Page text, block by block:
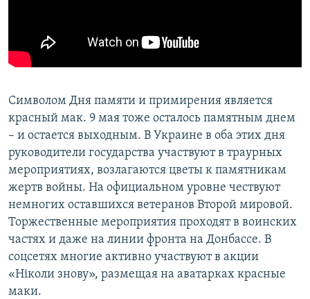
Символом Дня памяти и примирения является
красный мак. 9 мая тоже осталось памятным днем
– и остается выходным. В Украине в оба этих дня
руководители государства участвуют в траурных
мероприятиях, возлагаются цветы к памятникам
жертв войны. На официальном уровне чествуют
немногих оставшихся ветеранов Второй мировой.
Торжественные мероприятия проходят в воинских
частях и даже на линии фронта на Донбассе. В
соцсетях многие активно участвуют в акции
«Ніколи знову», размещая на аватарках красные
маки.